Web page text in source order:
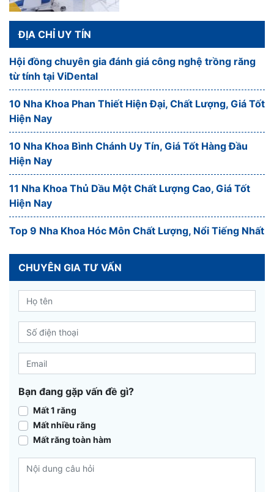
ĐỊA CHỈ UY TÍN
Hội đồng chuyên gia đánh giá công nghệ trồng răng
từ tính tại ViDental
10 Nha Khoa Phan Thiết Hiện Đại, Chất Lượng, Giá Tốt
Hiện Nay
10 Nha Khoa Bình Chánh Uy Tín, Giá Tốt Hàng Đầu
Hiện Nay
11 Nha Khoa Thủ Dầu Một Chất Lượng Cao, Giá Tốt
Hiện Nay
Top 9 Nha Khoa Hóc Môn Chất Lượng, Nổi Tiếng Nhất
CHUYÊN GIA TƯ VẤN
Bạn đang gặp vấn đề gì?
Mất 1 răng
Mất nhiều răng
Mất răng toàn hàm